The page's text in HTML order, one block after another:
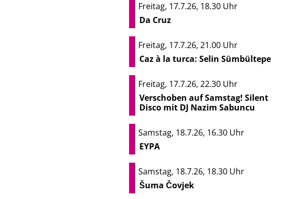
Freitag, 17.7.26, 18.30 Uhr
Da Cruz
Freitag, 17.7.26, 21.00 Uhr
Caz à la turca: Selin Sümbültepe
Freitag, 17.7.26, 22.30 Uhr
Verschoben auf Samstag! Silent
Disco mit DJ Nazim Sabuncu
Samstag, 18.7.26, 16.30 Uhr
EYPA
Samstag, 18.7.26, 18.30 Uhr
Šuma Čovjek